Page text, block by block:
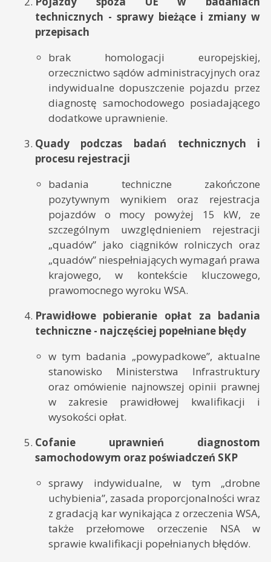
technicznych - sprawy bieżące i zmiany w
przepisach
brak homologacji europejskiej,
orzecznictwo sądów administracyjnych oraz
indywidualne dopuszczenie pojazdu przez
diagnostę samochodowego posiadającego
dodatkowe uprawnienie.
Quady podczas badań technicznych i
procesu rejestracji
badania techniczne zakończone
pozytywnym wynikiem oraz rejestracja
pojazdów o mocy powyżej 15 kW, ze
szczególnym uwzględnieniem rejestracji
„quadów” jako ciągników rolniczych oraz
„quadów” niespełniających wymagań prawa
krajowego, w kontekście kluczowego,
prawomocnego wyroku WSA.
Prawidłowe pobieranie opłat za badania
techniczne - najczęściej popełniane błędy
w tym badania „powypadkowe”, aktualne
stanowisko Ministerstwa Infrastruktury
oraz omówienie najnowszej opinii prawnej
w zakresie prawidłowej kwalifikacji i
wysokości opłat.
Cofanie uprawnień diagnostom
samochodowym oraz poświadczeń SKP
sprawy indywidualne, w tym „drobne
uchybienia”, zasada proporcjonalności wraz
z gradacją kar wynikająca z orzeczenia WSA,
także przełomowe orzeczenie NSA w
sprawie kwalifikacji popełnianych błędów.